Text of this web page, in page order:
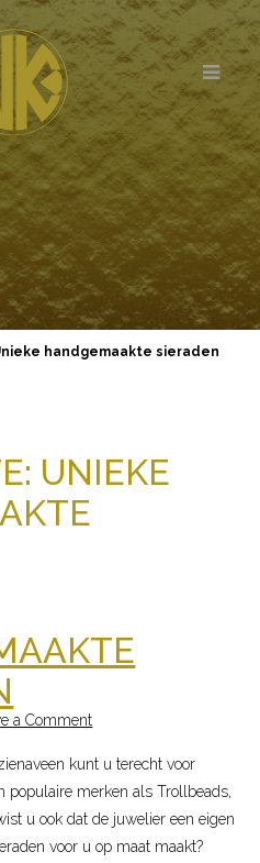
handgemaakte sieraden
UNIEKE
a Comment
kunt u terecht voor
populaire merken als Trollbeads,
u ook dat de juwelier een eigen
voor u op maat maakt?